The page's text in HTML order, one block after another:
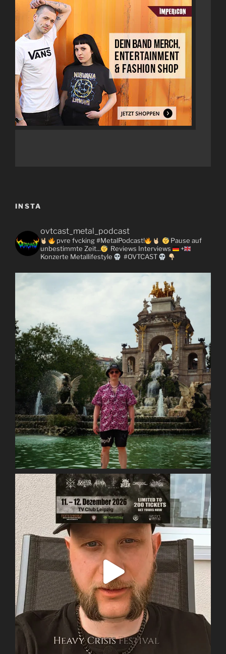
INSTA
ovtcast_metal_podcast
pvre fvcking #MetalPodcast!
Pause auf
unbestimmte Zeit...
Reviews Interviews
+
Konzerte Metallifestyle #OVTCAST